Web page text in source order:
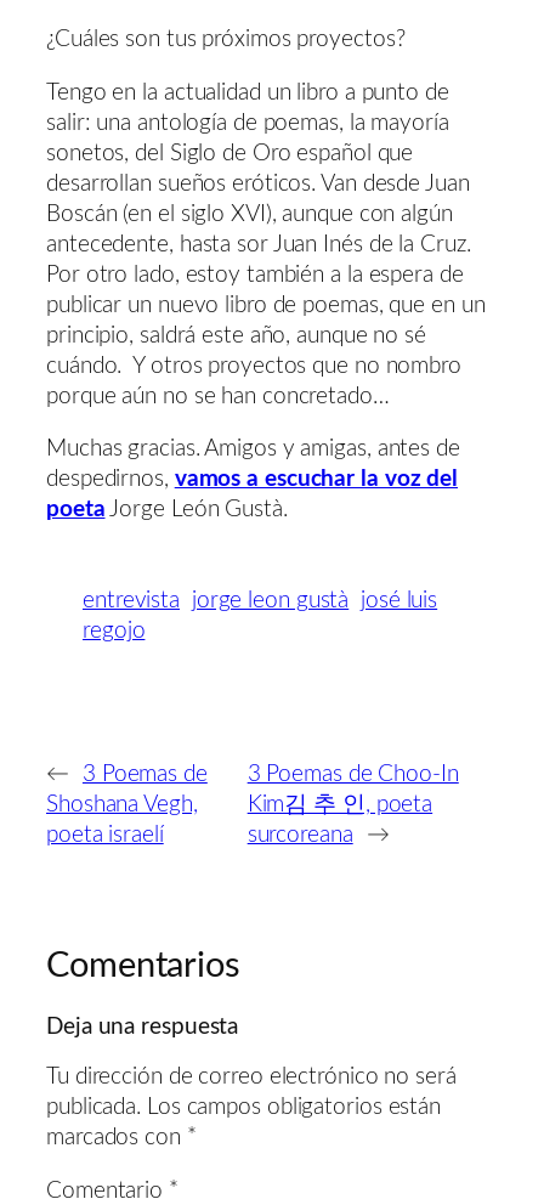
¿Cuáles son tus próximos proyectos?
Tengo en la actualidad un libro a punto de
salir: una antología de poemas, la mayoría
sonetos, del Siglo de Oro español que
desarrollan sueños eróticos. Van desde Juan
Boscán (en el siglo XVI), aunque con algún
antecedente, hasta sor Juan Inés de la Cruz.
Por otro lado, estoy también a la espera de
publicar un nuevo libro de poemas, que en un
principio, saldrá este año, aunque no sé
cuándo. Y otros proyectos que no nombro
porque aún no se han concretado…
Muchas gracias. Amigos y amigas, antes de
despedirnos, vamos a escuchar la voz del
poeta Jorge León Gustà.
entrevista jorge leon gustà
josé luis
regojo
←
3 Poemas de
Shoshana Vegh,
poeta israelí
3 Poemas de Choo-In
Kim김 추 인, poeta
surcoreana
→
Comentarios
Deja una respuesta
Tu dirección de correo electrónico no será
publicada. Los campos obligatorios están
marcados con *
Comentario *